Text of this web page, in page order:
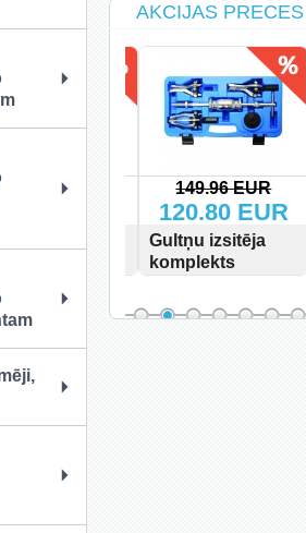
AKCIJAS PRECES
149.96 EUR
120.80 EUR
Gultņu izsitēja
komplekts